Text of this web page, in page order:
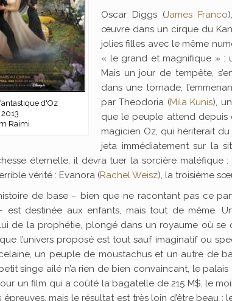
d'Oz
2013
Raimi
Oscar Diggs (James Franco
œuvre dans un cirque du
jolies filles avec le même
« le grand et magnifique » :
Mais un jour de tempête,
dans une tornade,
par Theodoria (Mila Kunis),
que le peuple attend depuis
magicien Oz, qui hériterait
jeta immédiatement sur la
éternelle, il devra tuer la sorcière maléfique :
vérité : Evanora (Rachel Weisz), la troisième
de base – bien que ne racontant pas ce
est destinée aux enfants, mais tout de même.
de la prophétie, plongé dans un royaume où se
que l’univers proposé est tout sauf imaginatif ou
un peuple de moustachus et un autre de
singe ailé n’a rien de bien convaincant, le
un film qui a coûté la bagatelle de 215 M$, le
mais le résultat est très loin d’être beau